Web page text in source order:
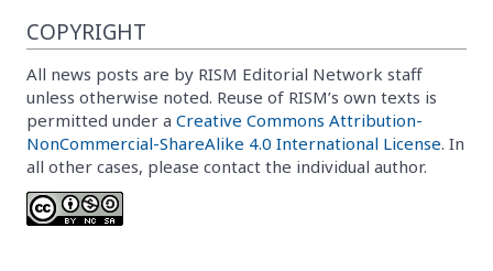
COPYRIGHT
All news posts are by RISM Editorial Network staff
unless otherwise noted. Reuse of RISM’s own texts is
permitted under a Creative Commons Attribution-
NonCommercial-ShareAlike 4.0 International License. In
all other cases, please contact the individual author.